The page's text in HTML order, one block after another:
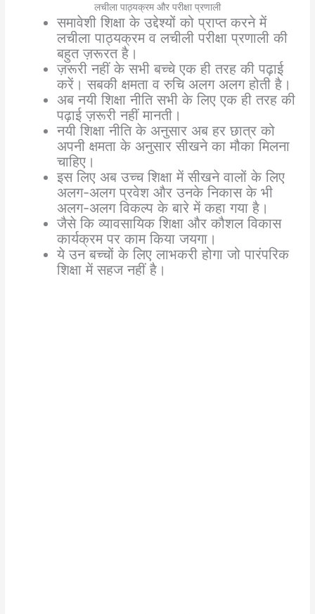
लचीला पाठ्यक्रम और परीक्षा प्रणाली
समावेशी शिक्षा के उद्देश्यों को प्राप्त करने में
लचीला पाठ्यक्रम व लचीली परीक्षा प्रणाली की
बहुत ज़रूरत है।
ज़रूरी नहीं के सभी बच्चे एक ही तरह की पढ़ाई
करें। सबकी क्षमता व रुचि अलग अलग होती है।
अब नयी शिक्षा नीति सभी के लिए एक ही तरह की
पढ़ाई ज़रूरी नहीं मानती।
नयी शिक्षा नीति के अनुसार अब हर छात्र को
अपनी क्षमता के अनुसार सीखने का मौका मिलना
चाहिए।
इस लिए अब उच्च शिक्षा में सीखने वालों के लिए
अलग-अलग प्रवेश और उनके निकास के भी
अलग-अलग विकल्प के बारे में कहा गया है।
जैसे कि व्यावसायिक शिक्षा और कौशल विकास
कार्यक्रम पर काम किया जयगा।
ये उन बच्चों के लिए लाभकरी होगा जो पारंपरिक
शिक्षा में सहज नहीं है।